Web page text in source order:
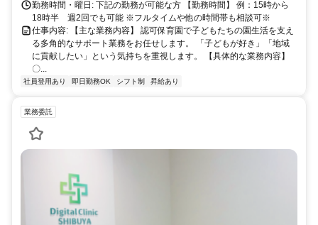
勤務時間・曜日: 下記の勤務が可能な方 【勤務時間】 例：15時から
18時半 週2回でも可能 ※フルタイムや他の時間帯も相談可※
仕事内容: 【主な業務内容】 認可保育園で子どもたちの園生活を支え
る多角的なサポート業務をお任せします。 「子どもが好き」「地域
に貢献したい」という気持ちを重視します。 【具体的な業務内容】
〇...
社員登用あり 即日勤務OK シフト制 昇給あり
業務委託